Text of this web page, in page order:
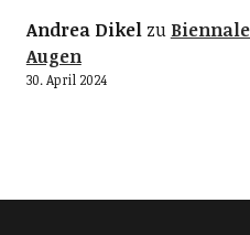
Andrea Dikelzu
Augen
30. April 2024